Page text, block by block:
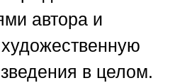
автора и
в целом.